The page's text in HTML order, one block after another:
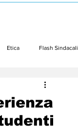
Etica Flash Sindacali
dicembre23